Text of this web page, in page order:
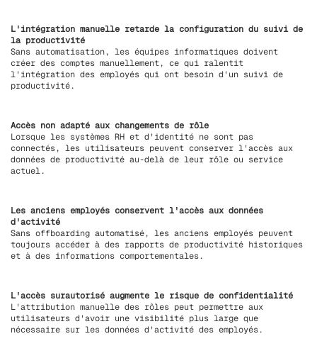
L'intégration manuelle retarde la configuration du suivi de
la productivité
Sans automatisation, les équipes informatiques doivent
créer des comptes manuellement, ce qui ralentit
l'intégration des employés qui ont besoin d'un suivi de
productivité.
Accès non adapté aux changements de rôle
Lorsque les systèmes RH et d'identité ne sont pas
connectés, les utilisateurs peuvent conserver l'accès aux
données de productivité au-delà de leur rôle ou service
actuel.
Les anciens employés conservent l'accès aux données
d'activité
Sans offboarding automatisé, les anciens employés peuvent
toujours accéder à des rapports de productivité historiques
et à des informations comportementales.
L'accès surautorisé augmente le risque de confidentialité
L'attribution manuelle des rôles peut permettre aux
utilisateurs d'avoir une visibilité plus large que
nécessaire sur les données d'activité des employés.